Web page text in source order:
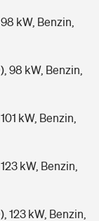
kW, Benzin,
98 kW, Benzin,
kW, Benzin,
kW, Benzin,
123 kW, Benzin,